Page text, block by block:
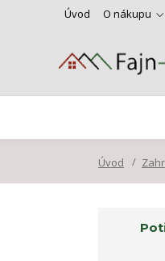
Úvod O nákupu
Úvod